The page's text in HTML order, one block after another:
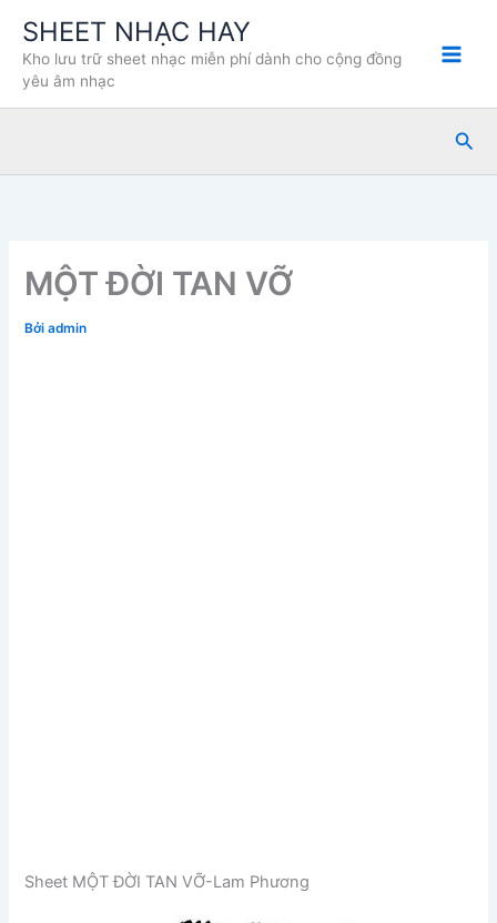
dung
SHEET NHẠC HAY
Kho lưu trữ sheet nhạc miễn phí dành cho cộng đồng
yêu âm nhạc
Tìm
MỘT ĐỜI TAN VỠ
Bởiadmin
Sheet MỘT ĐỜI TAN VỠ-Lam Phương